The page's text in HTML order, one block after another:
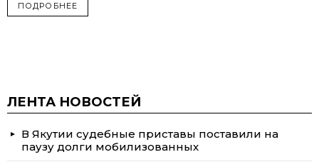
ПОДРОБНЕЕ
ЛЕНТА НОВОСТЕЙ
В Якутии судебные приставы поставили на
паузу долги мобилизованных